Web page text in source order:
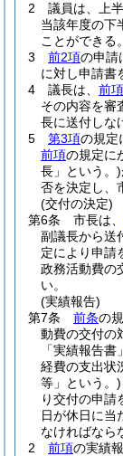
2
議員は、上
当該年度の下
ことができる。
3
前2項の申請
に対し申請書
4
議長は、 前項
その内容を審
長に送付しな
5
第3項の規定
前項の規定に
長」という。)
否を決定し、
(交付の決定)
第6条
市長は、
副議長から送
定により申請
政務活動費の
い。
(実績報告)
第7条
前条の
動費の交付の
「実績報告
経費の支出状
等」という。)
り交付の申請
日が休日に当
なければなら
2
前項の実績